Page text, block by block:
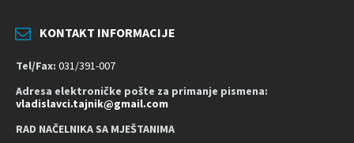
KONTAKT INFORMACIJE
Tel/Fax: 031/391-007
Adresa elektroničke pošte za primanje pismena:
vladislavci.tajnik@gmail.com
RAD NAČELNIKA SA MJEŠTANIMA